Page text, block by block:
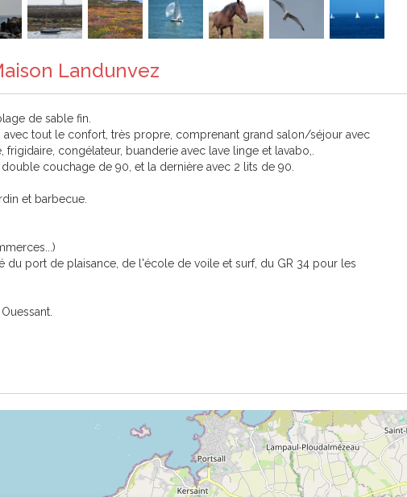
Landunvez
de sable fin.
tout le confort, très propre, comprenant grand salon/séjour avec
congélateur, buanderie avec lave linge et lavabo,.
couchage de 90, et la dernière avec 2 lits de 90.
et barbecue.
du port de plaisance, de l'école de voile et surf, du GR 34 pour les